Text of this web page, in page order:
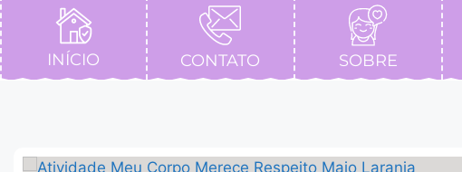
INÍCIO CONTATO SOBRE